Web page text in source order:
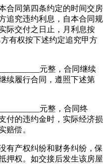
合同第四条约定的时间交房
追究违约利息，自本合同规
际交付之日止，月利息按
有权按下述约定追究甲方
元整，合同继续
续履行合同，遵照下述第
元整，合同终
付的违约金时，实际经济损
赔偿。
有产权纠纷和财务纠纷，保
押权。如交接后发生该房屋